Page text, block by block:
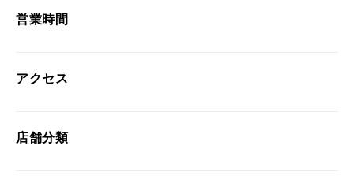
営業時間
アクセス
店舗分類